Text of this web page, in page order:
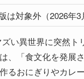
は対象外（2026年3
い異世界に突然
、「食文化を発展
るおにぎりやカレ